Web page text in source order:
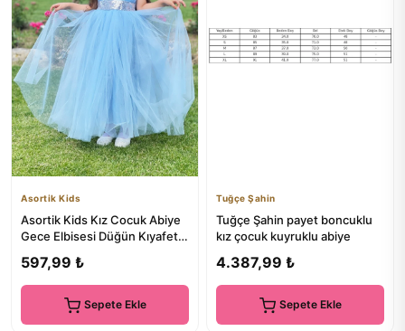
Asortik Kids
Asortik Kids Kız Cocuk Abiye
Gece Elbisesi Düğün Kıyafeti
597,99 ₺
Sepete Ekle
Tuğçe Şahin
Tuğçe Şahin payet boncuklu
kız çocuk kuyruklu abiye
4.387,99 ₺
Sepete Ekle